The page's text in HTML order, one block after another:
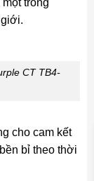
CT TB4-
cho cam kết
bỉ theo thời